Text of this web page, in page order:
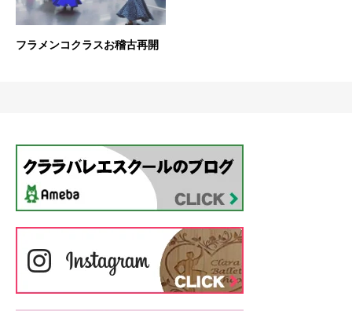
フラメンコクラスお稽古再開